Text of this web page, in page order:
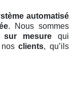
automatisé
. Nous sommes
sur mesure qui
nosclients, qu’ils